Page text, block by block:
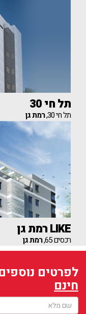
תל חי 30
תל חי 30, רמת גן
LIKE רמת גן
רכסים 65, רמת גן
לפרטים
חינם